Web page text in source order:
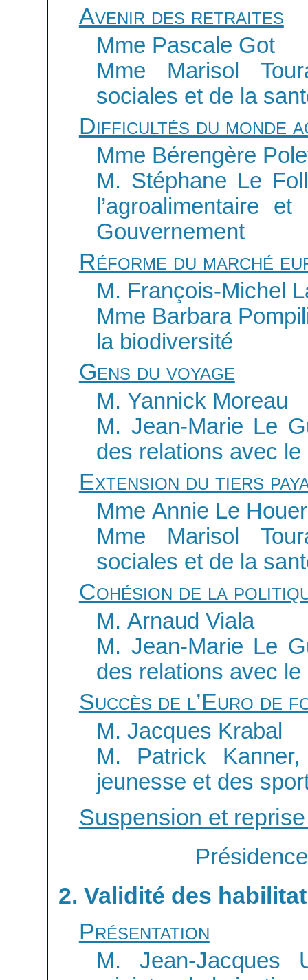
Avenir des retraites
Mme Pascale Got
Mme Marisol
sociales et de la
Difficultés du monde
Mme Bérengère
M. Stéphane Le
l’agroalimentaire
Gouvernement
Réforme du marché
M. François-Michel
Mme Barbara
la biodiversité
Gens du voyage
M. Yannick Moreau
M. Jean-Marie Le
des relations avec le
Extension du tiers
Mme Annie Le
Mme Marisol
sociales et de la
Cohésion de la
M. Arnaud Viala
M. Jean-Marie Le
des relations avec le
Succès de l’Euro de
M. Jacques Krabal
M. Patrick
jeunesse et des
Suspension et
2. Validité des
Présentation
M. Jean-Jacques